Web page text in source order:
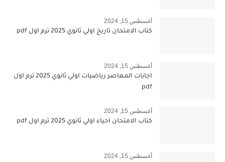
أغسطس 15, 2024
كتاب الامتحان تاريخ اولي ثانوي 2025 ترم اول pdf
أغسطس 15, 2024
اجابات المعاصر رياضيات اولي ثانوي 2025 ترم اول
pdf
أغسطس 15, 2024
كتاب الامتحان احياء اولي ثانوي 2025 ترم اول pdf
أغسطس 15, 2024